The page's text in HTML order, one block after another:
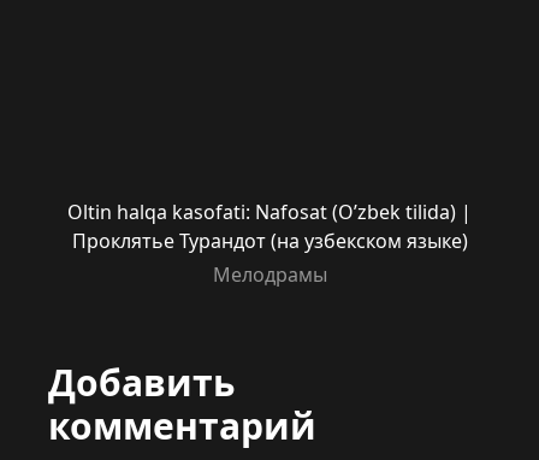
Oltin halqa kasofati: Nafosat (O’zbek tilida) |
Проклятье Турандот (на узбекском языке)
Мелодрамы
Добавить
комментарий